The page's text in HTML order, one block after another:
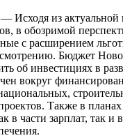
Исходя из актуальной
в обозримой
с расширением
Бюджет
об инвестициях в
вокруг
Также в
в части зарплат, так и